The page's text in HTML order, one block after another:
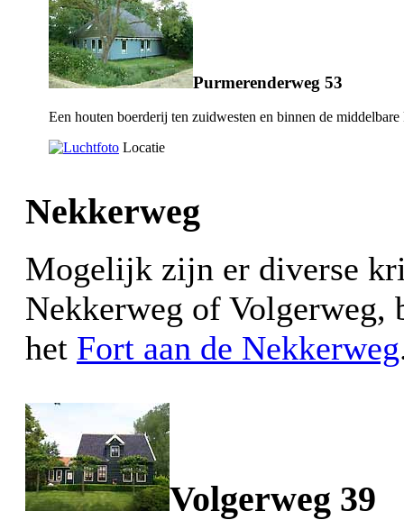
Purmerenderweg 53
Een houten boerderij ten zuidwesten en binnen de
Locatie
Nekkerweg
Mogelijk zijn er diverse
Nekkerweg of Volgerweg,
het Fort aan de Nekkerweg
Volgerweg 39